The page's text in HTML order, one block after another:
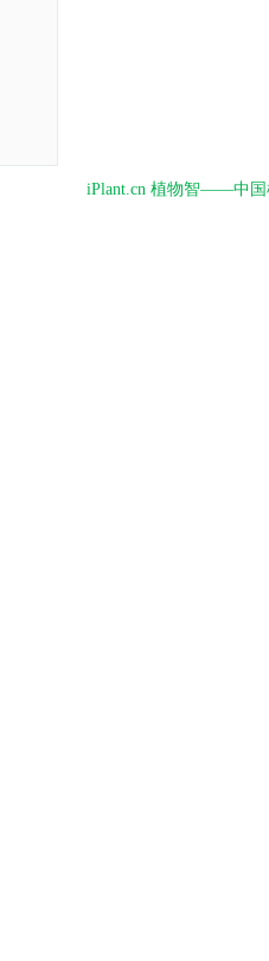
iPlant.cn 植物智——中国